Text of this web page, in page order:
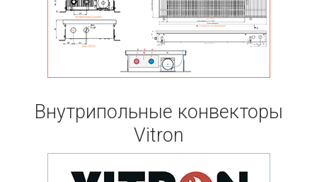
Внутрипольные конвекторы
Vitron